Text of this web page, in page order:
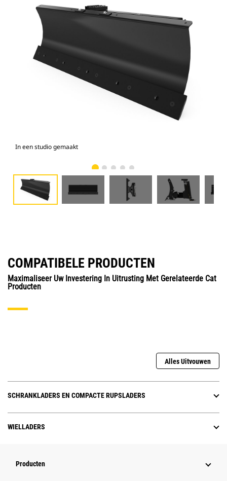
In een studio gemaakt
COMPATIBELE PRODUCTEN
Maximaliseer Uw Investering In Uitrusting Met Gerelateerde Cat
Producten
Alles Uitvouwen
SCHRANKLADERS EN COMPACTE RUPSLADERS
WIELLADERS
Producten